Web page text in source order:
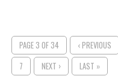
PAGE 3 OF 34 ‹ PREVIOUS
7
NEXT › LAST »